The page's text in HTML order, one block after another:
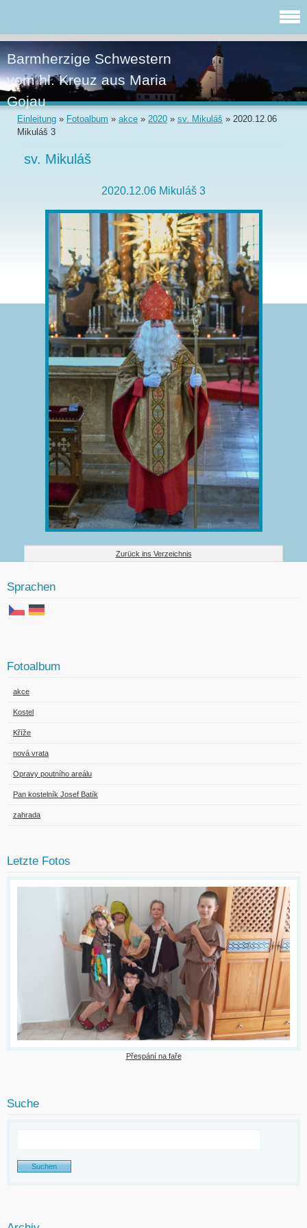
Barmherzige Schwestern
vom hl. Kreuz aus Maria
Gojau
Einleitung » Fotoalbum » akce » 2020 » sv. Mikuláš » 2020.12.06
Mikuláš 3
sv. Mikuláš
2020.12.06 Mikuláš 3
Zurück ins Verzeichnis
Sprachen
Fotoalbum
akce
Kostel
Kříže
nová vrata
Opravy poutního areálu
Pan kostelník Josef Batík
zahrada
Letzte Fotos
Přespání na faře
Suche